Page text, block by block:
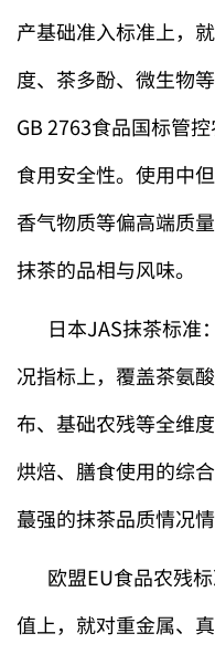
产基础准入标准上，
度、茶多酚、微生物
GB 2763食品国标管
食用安全性。使用中
香气物质等偏高端质
抹茶的品相与风味。
日本JAS抹茶标准
况指标上，覆盖茶氨
布、基础农残等全维
烘焙、膳食使用的综
蕞强的抹茶品质情况
欧盟EU食品农残
值上，就对重金属、